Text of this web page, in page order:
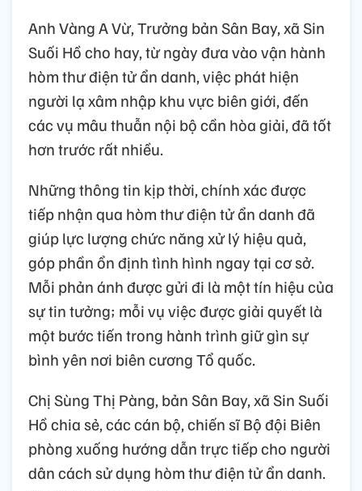
Anh Vàng A Vừ, Trưởng bản Sân Bay, xã Sin
Suối Hồ cho hay, từ ngày đưa vào vận hành
hòm thư điện tử ẩn danh, việc phát hiện
người lạ xâm nhập khu vực biên giới, đến
các vụ mâu thuẫn nội bộ cần hòa giải, đã tốt
hơn trước rất nhiều.
Những thông tin kịp thời, chính xác được
tiếp nhận qua hòm thư điện tử ẩn danh đã
giúp lực lượng chức năng xử lý hiệu quả,
góp phần ổn định tình hình ngay tại cơ sở.
Mỗi phản ánh được gửi đi là một tín hiệu của
sự tin tưởng; mỗi vụ việc được giải quyết là
một bước tiến trong hành trình giữ gìn sự
bình yên nơi biên cương Tổ quốc.
Chị Sùng Thị Pàng, bản Sân Bay, xã Sin Suối
Hồ chia sẻ, các cán bộ, chiến sĩ Bộ đội Biên
phòng xuống hướng dẫn trực tiếp cho người
dân cách sử dụng hòm thư điện tử ẩn danh.